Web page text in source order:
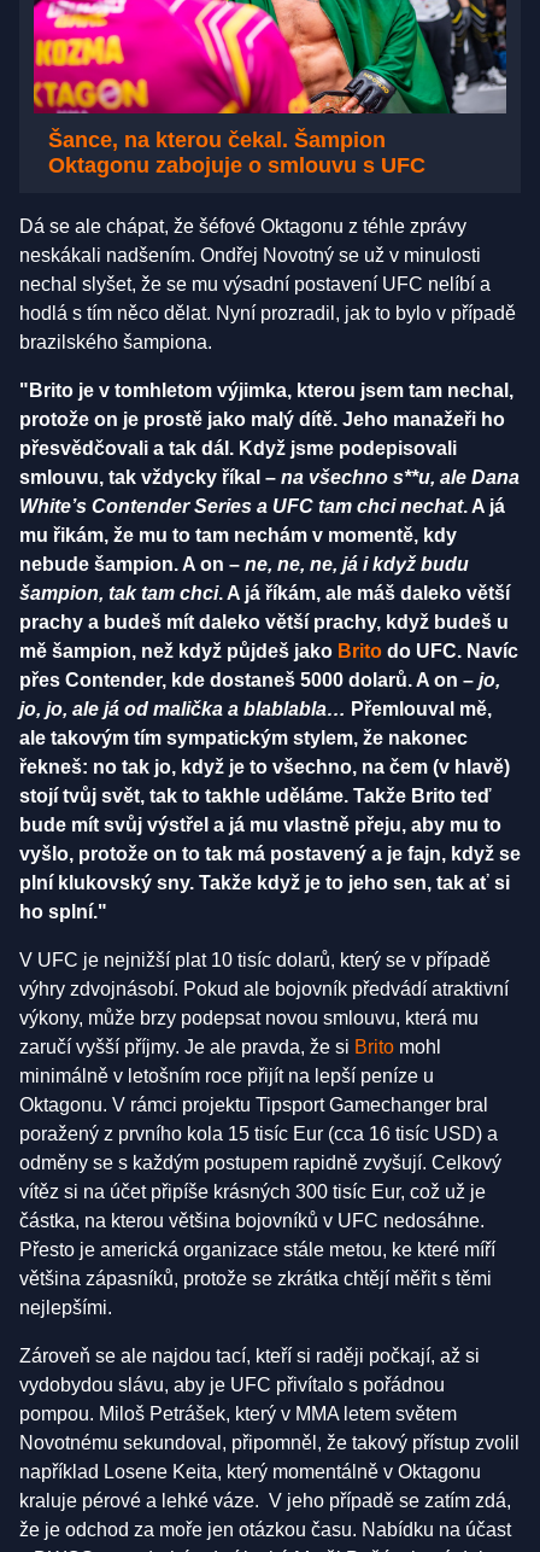
Šance, na kterou čekal. Šampion
Oktagonu zabojuje o smlouvu s UFC
Dá se ale chápat, že šéfové Oktagonu z téhle zprávy
neskákali nadšením. Ondřej Novotný se už v minulosti
nechal slyšet, že se mu výsadní postavení UFC nelíbí a
hodlá s tím něco dělat. Nyní prozradil, jak to bylo v případě
brazilského šampiona.
"Brito je v tomhletom výjimka, kterou jsem tam nechal,
protože on je prostě jako malý dítě. Jeho manažeři ho
přesvědčovali a tak dál. Když jsme podepisovali
smlouvu, tak vždycky říkal – na všechno s**u, ale Dana
White’s Contender Series a UFC tam chci nechat. A já
mu řikám, že mu to tam nechám v momentě, kdy
nebude šampion. A on – ne, ne, ne, já i když budu
šampion, tak tam chci. A já říkám, ale máš daleko větší
prachy a budeš mít daleko větší prachy, když budeš u
mě šampion, než když půjdeš jako Brito do UFC. Navíc
přes Contender, kde dostaneš 5000 dolarů. A on – jo,
jo, jo, ale já od malička a blablabla… Přemlouval mě,
ale takovým tím sympatickým stylem, že nakonec
řekneš: no tak jo, když je to všechno, na čem (v hlavě)
stojí tvůj svět, tak to takhle uděláme. Takže Brito teď
bude mít svůj výstřel a já mu vlastně přeju, aby mu to
vyšlo, protože on to tak má postavený a je fajn, když se
plní klukovský sny. Takže když je to jeho sen, tak ať si
ho splní."
V UFC je nejnižší plat 10 tisíc dolarů, který se v případě
výhry zdvojnásobí. Pokud ale bojovník předvádí atraktivní
výkony, může brzy podepsat novou smlouvu, která mu
zaručí vyšší příjmy. Je ale pravda, že si Brito mohl
minimálně v letošním roce přijít na lepší peníze u
Oktagonu. V rámci projektu Tipsport Gamechanger bral
poražený z prvního kola 15 tisíc Eur (cca 16 tisíc USD) a
odměny se s každým postupem rapidně zvyšují. Celkový
vítěz si na účet připíše krásných 300 tisíc Eur, což už je
částka, na kterou většina bojovníků v UFC nedosáhne.
Přesto je americká organizace stále metou, ke které míří
většina zápasníků, protože se zkrátka chtějí měřit s těmi
nejlepšími.
Zároveň se ale najdou tací, kteří si raději počkají, až si
vydobydou slávu, aby je UFC přivítalo s pořádnou
pompou. Miloš Petrášek, který v MMA letem světem
Novotnému sekundoval, připomněl, že takový přístup zvolil
například Losene Keita, který momentálně v Oktagonu
kraluje pérové a lehké váze. V jeho případě se zatím zdá,
že je odchod za moře jen otázkou času. Nabídku na účast